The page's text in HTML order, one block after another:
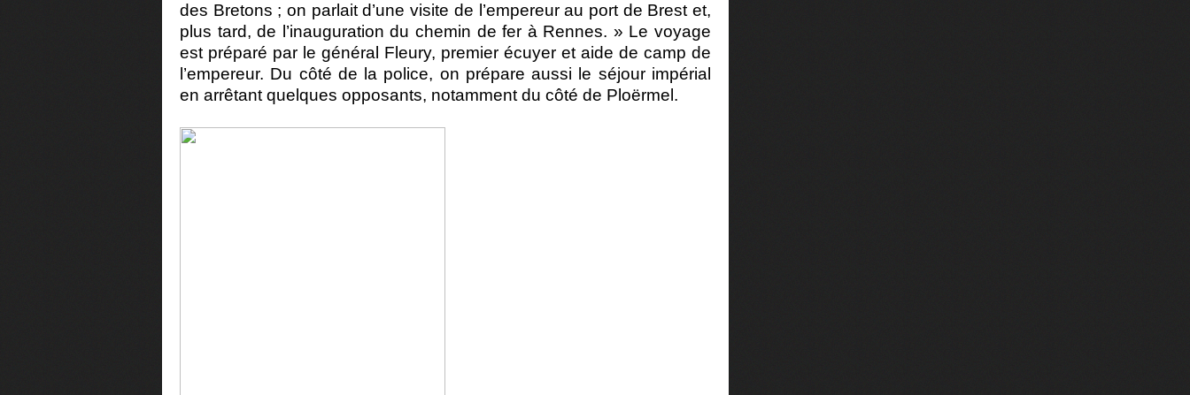
des Bretons ; on parlait d’une visite de l’empereur au port de Brest et,
plus tard, de l’inauguration du chemin de fer à Rennes. » Le voyage
est préparé par le général Fleury, premier écuyer et aide de camp de
l’empereur. Du côté de la police, on prépare aussi le séjour impérial
en arrêtant quelques opposants, notamment du côté de Ploërmel.